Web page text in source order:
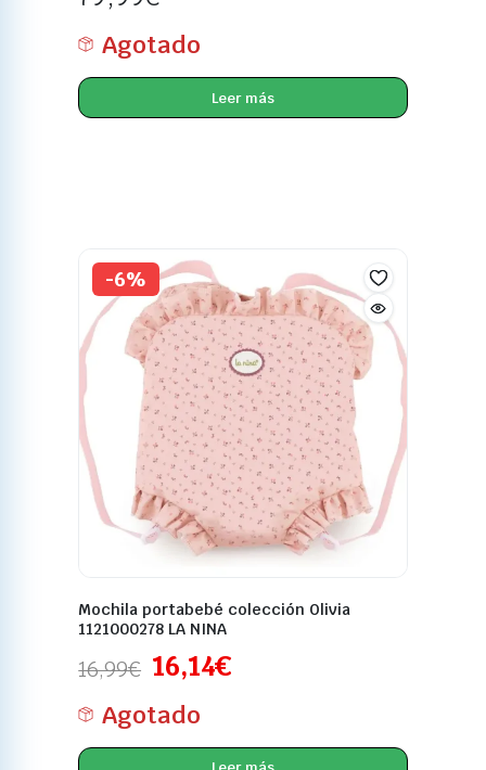
Agotado
Leer más
-6%
Mochila portabebé colección Olivia
1121000278 LA NINA
16,99€ 16,14€
Agotado